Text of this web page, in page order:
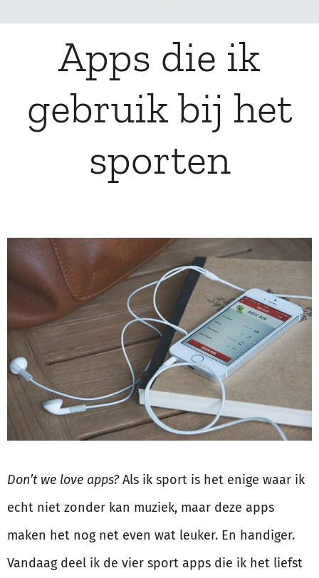
Apps die ik
gebruik bij het
sporten
Don’t we love apps?Als ik sport is het enige waar ik
echt niet zonder kan muziek, maar deze apps
maken het nog net even wat leuker. En handiger.
Vandaag deel ik de vier sport apps die ik het liefst